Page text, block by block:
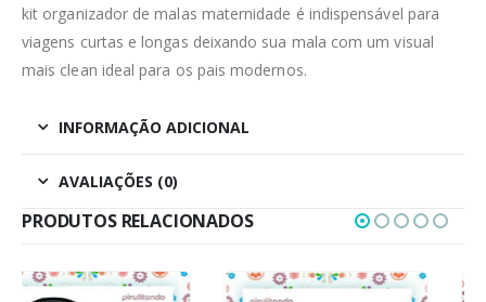
kit organizador de malas maternidade é indispensável para
viagens curtas e longas deixando sua mala com um visual
mais clean ideal para os pais modernos.
INFORMAÇÃO ADICIONAL
AVALIAÇÕES (0)
PRODUTOS RELACIONADOS